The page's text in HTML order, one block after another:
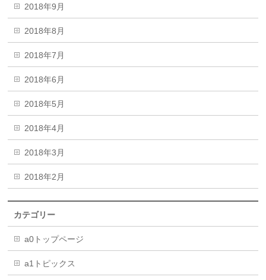
2018年9月
2018年8月
2018年7月
2018年6月
2018年5月
2018年4月
2018年3月
2018年2月
カテゴリー
a0トップページ
a1トピックス